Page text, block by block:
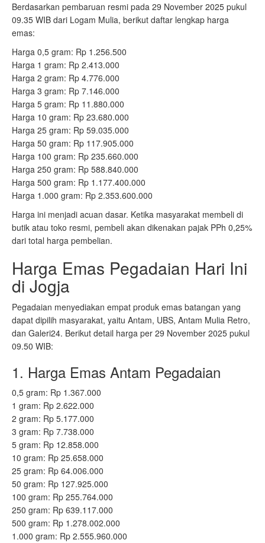
Berdasarkan pembaruan resmi pada 29 November 2025 pukul
09.35 WIB dari Logam Mulia, berikut daftar lengkap harga
emas:
Harga 0,5 gram: Rp 1.256.500
Harga 1 gram: Rp 2.413.000
Harga 2 gram: Rp 4.776.000
Harga 3 gram: Rp 7.146.000
Harga 5 gram: Rp 11.880.000
Harga 10 gram: Rp 23.680.000
Harga 25 gram: Rp 59.035.000
Harga 50 gram: Rp 117.905.000
Harga 100 gram: Rp 235.660.000
Harga 250 gram: Rp 588.840.000
Harga 500 gram: Rp 1.177.400.000
Harga 1.000 gram: Rp 2.353.600.000
Harga ini menjadi acuan dasar. Ketika masyarakat membeli di
butik atau toko resmi, pembeli akan dikenakan pajak PPh 0,25%
dari total harga pembelian.
Harga Emas Pegadaian Hari Ini
di Jogja
Pegadaian menyediakan empat produk emas batangan yang
dapat dipilih masyarakat, yaitu Antam, UBS, Antam Mulia Retro,
dan Galeri24. Berikut detail harga per 29 November 2025 pukul
09.50 WIB:
1. Harga Emas Antam Pegadaian
0,5 gram: Rp 1.367.000
1 gram: Rp 2.622.000
2 gram: Rp 5.177.000
3 gram: Rp 7.738.000
5 gram: Rp 12.858.000
10 gram: Rp 25.658.000
25 gram: Rp 64.006.000
50 gram: Rp 127.925.000
100 gram: Rp 255.764.000
250 gram: Rp 639.117.000
500 gram: Rp 1.278.002.000
1.000 gram: Rp 2.555.960.000